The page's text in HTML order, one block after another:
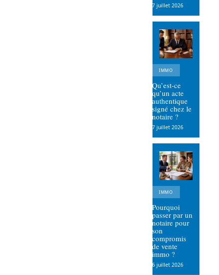
7 juillet 2026
IMMO
Qu’est-ce
qu’un acte
authentique
signé chez le
notaire ?
7 juillet 2026
IMMO
Pourquoi
passer par un
notaire pour
son
compromis
de vente
immo ?
6 juillet 2026